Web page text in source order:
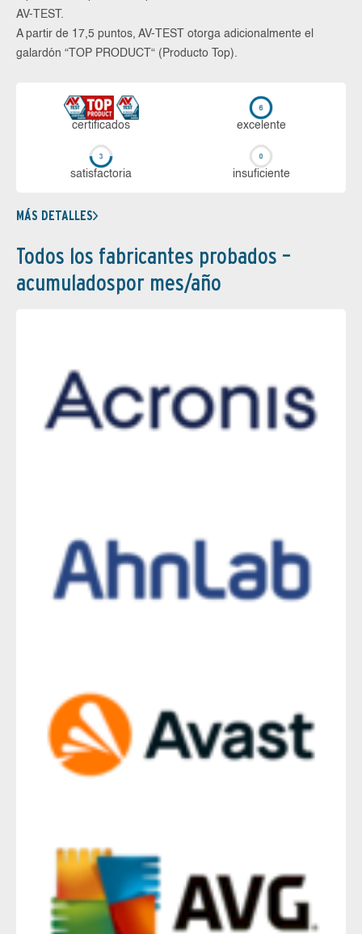
AV-TEST.
A partir de 17,5 puntos, AV-TEST otorga adicionalmente el
galardón “TOP PRODUCT“ (Producto Top).
certi­ficados ex­ce­len­te
sa­tis­fac­to­ria in­su­fi­cien­te
MÁS DETALLES
Todos los fabricantes probados –
acumuladospor mes/año